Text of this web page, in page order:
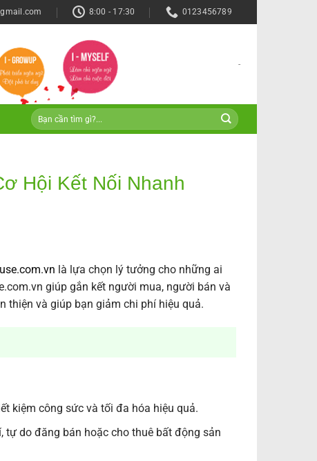
8:00 - 17:30 0123456789
-
Hội Kết Nối Nhanh
là lựa chọn lý tưởng cho những ai
giúp gắn kết người mua, người bán và
thiện và giúp bạn giảm chi phí hiệu quả.
kiệm công sức và tối đa hóa hiệu quả.
tự do đăng bán hoặc cho thuê bất động sản